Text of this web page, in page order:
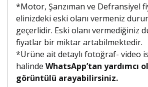
*Motor, Şanzıman ve Defransiyel
elinizdeki eski olanı vermeniz
geçerlidir. Eski olanı vermediğiniz
fiyatlar bir miktar artabilmektedir.
*Ürüne ait detaylı fotoğraf- video
halinde WhatsApp’tan yardımcı
görüntülü arayabilirsiniz.